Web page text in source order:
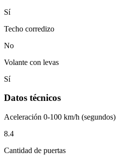
Sí
Techo corredizo
No
Volante con levas
Sí
Datos técnicos
Aceleración 0-100 km/h (segundos)
8.4
Cantidad de puertas